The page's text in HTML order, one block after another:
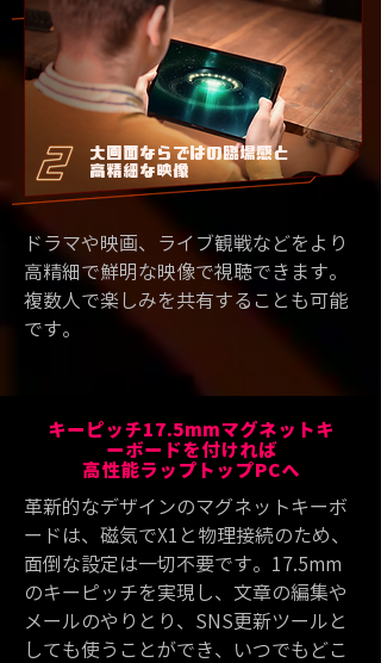
大画面ならではの臨場感と
高精細な映像
ドラマや映画、ライブ観戦などをより
高精細で鮮明な映像で視聴できます。
複数人で楽しみを共有することも可能
です。
キーピッチ17.5mmマグネットキ
ーボードを付ければ
​高性能ラップトップPCへ
革新的なデザインのマグネットキーボ
ードは、磁気でX1と物理接続のため、
面倒な設定は一切不要です。17.5mm
のキーピッチを実現し、文章の編集や
メールのやりとり、SNS更新ツールと
しても使うことができ、いつでもどこ